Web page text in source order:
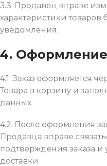
3.3. Продавец вправе
характеристики товаров
уведомления.
4. Оформление
4.1. Заказ оформляется
Товара в корзину и
данных.
4.2. После оформления
Продавца вправе
подтверждения заказа и
доставки.